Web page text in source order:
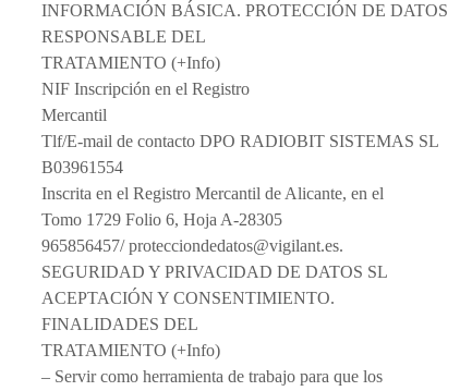
INFORMACIÓN BÁSICA. PROTECCIÓN DE DATOS
RESPONSABLE DEL
TRATAMIENTO (+Info)
NIF Inscripción en el Registro
Mercantil
Tlf/E-mail de contacto DPO RADIOBIT SISTEMAS SL
B03961554
Inscrita en el Registro Mercantil de Alicante, en el
Tomo 1729 Folio 6, Hoja A-28305
965856457/ protecciondedatos@vigilant.es.
SEGURIDAD Y PRIVACIDAD DE DATOS SL
ACEPTACIÓN Y CONSENTIMIENTO.
FINALIDADES DEL
TRATAMIENTO (+Info)
– Servir como herramienta de trabajo para que los